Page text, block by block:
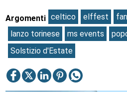
Argomenti celtico elffest
lanzo torinese
ms events
Solstizio d'Estate